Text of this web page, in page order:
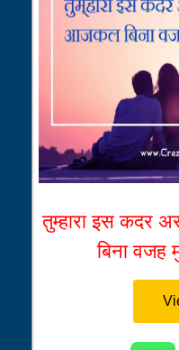
तुम्हारा इस
बिना वजह